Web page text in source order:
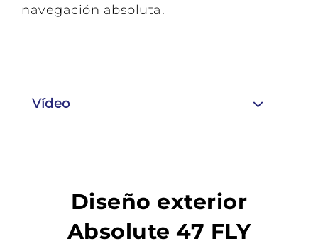
navegación absoluta.
Vídeo
Diseño exterior
Absolute 47 FLY